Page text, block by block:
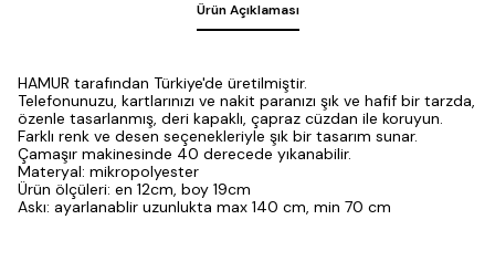
Ürün Açıklaması
HAMUR tarafından Türkiye'de üretilmiştir.
Telefonunuzu, kartlarınızı ve nakit paranızı şık ve hafif bir tarzda,
özenle tasarlanmış, deri kapaklı, çapraz cüzdan ile koruyun.
Farklı renk ve desen seçenekleriyle şık bir tasarım sunar.
Çamaşır makinesinde 40 derecede yıkanabilir.
Materyal: mikropolyester
Ürün ölçüleri: en 12cm, boy 19cm
Askı: ayarlanablir uzunlukta max 140 cm, min 70 cm